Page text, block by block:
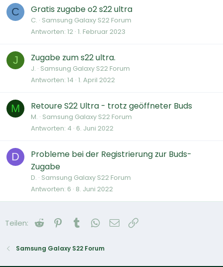
C Gratis zugabe o2 s22 ultra
C. Samsung Galaxy S22 Forum
Antworten 12 1. Februar 2023
J Zugabe zum s22 ultra.
J. Samsung Galaxy S22 Forum
Antworten 14 1. April 2022
M Retoure S22 Ultra - trotz geöffneter Buds
M. Samsung Galaxy S22 Forum
Antworten 4 6. Juni 2022
D
Probleme bei der Registrierung zur Buds-
Zugabe
D. Samsung Galaxy S22 Forum
Antworten 6 8. Juni 2022
Teilen: Reddit Pinterest
Tumblr WhatsApp
E-Mail
Samsung Galaxy S22 Forum